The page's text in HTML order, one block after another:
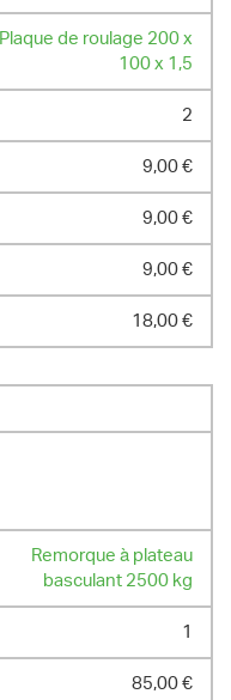
Plaque de roulage 200 x
100 x 1,5
2
9,00 €
9,00 €
9,00 €
18,00 €
Remorque à plateau
basculant 2500 kg
1
85,00 €